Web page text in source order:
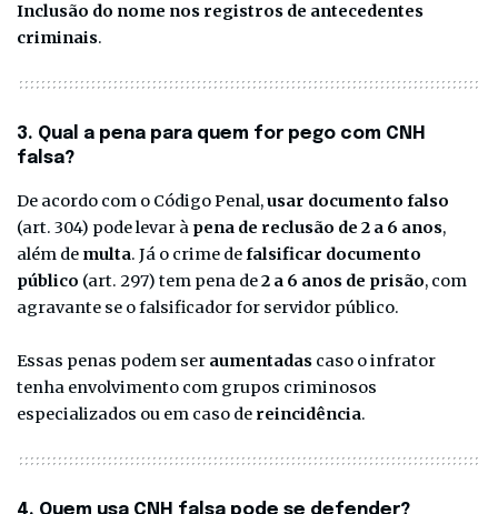
Inclusão do nome nos registros de antecedentes
criminais.
3. Qual a pena para quem for pego com CNH
falsa?
De acordo com o Código Penal,usar documento falso
(art. 304) pode levar à pena de reclusão de 2 a 6 anos,
além de multa. Já o crime defalsificar documento
público (art. 297) tem pena de2 a 6 anos de prisão, com
agravante se o falsificador for servidor público.
Essas penas podem ser aumentadas caso o infrator
tenha envolvimento com grupos criminosos
especializados ou em caso de reincidência.
4. Quem usa CNH falsa pode se defender?